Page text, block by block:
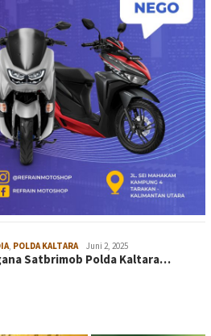
, POLDA KALTARA Juni 2, 2025
Satbrimob Polda Kaltara…